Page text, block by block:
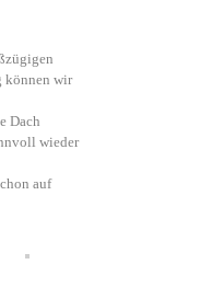
können wir
Dach
wieder
auf